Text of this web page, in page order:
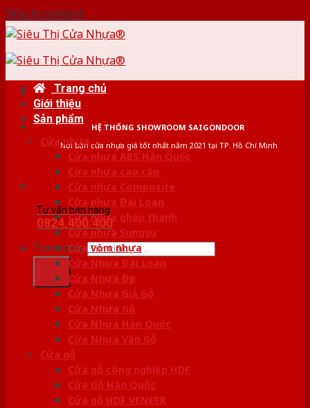
Skip to content
HỆ THỐNG SHOWROOM SAIGONDOOR
Nơi bán cửa nhựa giá tốt nhất năm 2021 tại TP. Hồ Chí Minh
Tư vấn bán hàng
0824.400.400
Tìm kiếm:
Trang chủ
Giới thiệu
Sản phẩm
Cửa nhựa
Cửa nhựa ABS Hàn Quốc
Cửa nhựa cao cấp
Cửa nhựa Composite
Cửa nhựa Đài Loan
Cửa nhựa ghép thanh
Cửa nhựa Sungyu
Cửa vòm nhựa
Cửa Nhựa Đài Loan
Cửa Nhựa Đẹp
Cửa Nhựa Giả Gỗ
Cửa Nhựa Gỗ
Cửa Nhựa Hàn Quốc
Cửa Nhựa Vân Gỗ
Cửa gỗ
Cửa gỗ công nghiệp HDF
Cửa Gỗ Hàn Quốc
Cửa gỗ HDF VENEER